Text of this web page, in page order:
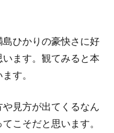
ひかりの豪快さに好
ます。観てみると本
す。
見方が出てくるなん
こそだと思います。